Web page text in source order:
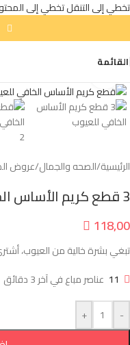
تخطي إلى التنقلتخطي إلى
القائمة
الرئيسية/الصحه والجمال/عروض
3 قطع كريم الأساس الخافي للعيوب
 118,00
تبغي بشرة خالية من العيوب،
11 عناصر مباع في آخر 3 دقائق
-
+